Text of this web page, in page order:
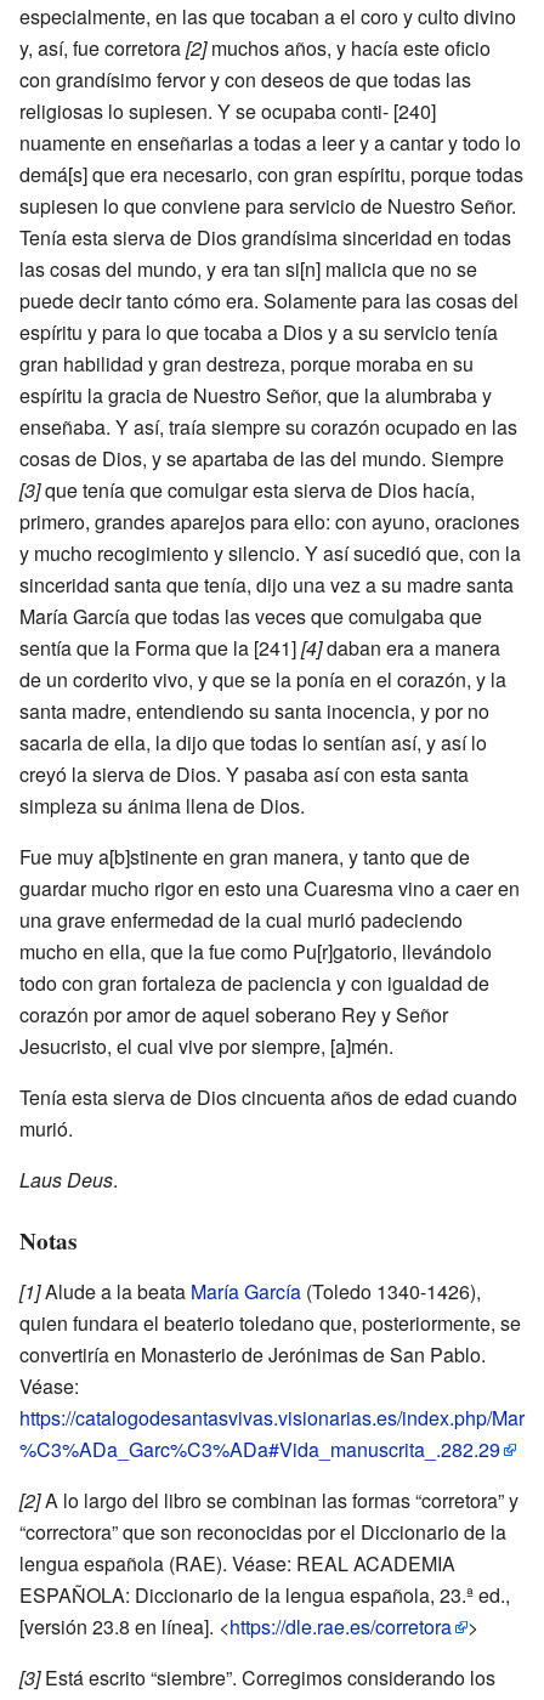
especialmente, en las que tocaban a el coro y culto divino
y, así, fue corretora[2]muchos años, y hacía este oficio
con grandísimo fervor y con deseos de que todas las
religiosas lo supiesen. Y se ocupaba conti- [240]
nuamente en enseñarlas a todas a leer y a cantar y todo lo
demá[s] que era necesario, con gran espíritu, porque todas
supiesen lo que conviene para servicio de Nuestro Señor.
Tenía esta sierva de Dios grandísima sinceridad en todas
las cosas del mundo, y era tan si[n] malicia que no se
puede decir tanto cómo era. Solamente para las cosas del
espíritu y para lo que tocaba a Dios y a su servicio tenía
gran habilidad y gran destreza, porque moraba en su
espíritu la gracia de Nuestro Señor, que la alumbraba y
enseñaba. Y así, traía siempre su corazón ocupado en las
cosas de Dios, y se apartaba de las del mundo. Siempre
[3]que tenía que comulgar esta sierva de Dios hacía,
primero, grandes aparejos para ello: con ayuno, oraciones
y mucho recogimiento y silencio. Y así sucedió que, con la
sinceridad santa que tenía, dijo una vez a su madre santa
María García que todas las veces que comulgaba que
sentía que la Forma que la [241][4]daban era a manera
de un corderito vivo, y que se la ponía en el corazón, y la
santa madre, entendiendo su santa inocencia, y por no
sacarla de ella, la dijo que todas lo sentían así, y así lo
creyó la sierva de Dios. Y pasaba así con esta santa
simpleza su ánima llena de Dios.
Fue muy a[b]stinente en gran manera, y tanto que de
guardar mucho rigor en esto una Cuaresma vino a caer en
una grave enfermedad de la cual murió padeciendo
mucho en ella, que la fue como Pu[r]gatorio, llevándolo
todo con gran fortaleza de paciencia y con igualdad de
corazón por amor de aquel soberano Rey y Señor
Jesucristo, el cual vive por siempre, [a]mén.
Tenía esta sierva de Dios cincuenta años de edad cuando
murió.
Laus Deus.
Notas
[1]Alude a la beata María García (Toledo 1340-1426),
quien fundara el beaterio toledano que, posteriormente, se
convertiría en Monasterio de Jerónimas de San Pablo.
Véase:
https://catalogodesantasvivas.visionarias.es/index.php/Mar
%C3%ADa_Garc%C3%ADa#Vida_manuscrita_.282.29
[2]A lo largo del libro se combinan las formas “corretora” y
“correctora” que son reconocidas por el Diccionario de la
lengua española (RAE). Véase: REAL ACADEMIA
ESPAÑOLA: Diccionario de la lengua española, 23.ª ed.,
[versión 23.8 en línea]. <https://dle.rae.es/corretora
>
[3]Está escrito “siembre”. Corregimos considerando los